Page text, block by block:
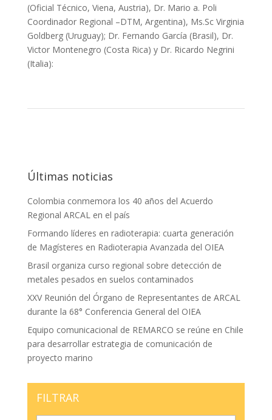
(Oficial Técnico, Viena, Austria), Dr. Mario a. Poli
Coordinador Regional –DTM, Argentina), Ms.Sc Virginia
Goldberg (Uruguay); Dr. Fernando García (Brasil), Dr.
Victor Montenegro (Costa Rica) y Dr. Ricardo Negrini
(Italia):
Últimas noticias
Colombia conmemora los 40 años del Acuerdo
Regional ARCAL en el país
Formando líderes en radioterapia: cuarta generación
de Magísteres en Radioterapia Avanzada del OIEA
Brasil organiza curso regional sobre detección de
metales pesados en suelos contaminados
XXV Reunión del Órgano de Representantes de ARCAL
durante la 68° Conferencia General del OIEA
Equipo comunicacional de REMARCO se reúne en Chile
para desarrollar estrategia de comunicación de
proyecto marino
FILTRAR